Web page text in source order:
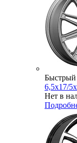
Быстрый
6,5x17/
Нет в